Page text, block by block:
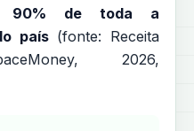
90% de toda a
país(fonte: Receita
2026,